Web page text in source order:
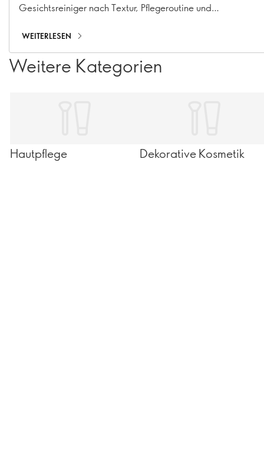
Gesichtsreiniger nach Textur, Pflegeroutine und
Reinigung bis hin zur doppelten Reinigung
WEITERLESEN
Weitere Kategorien
Hautpflege Dekorative Kosmetik